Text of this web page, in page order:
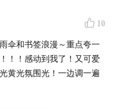
10
伞和书签浪漫～重点夸一
！！感动到我了！又可爱
黄光氛围光！一边调一遍